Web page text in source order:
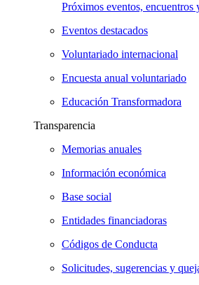
Próximos eventos, encuentros
Eventos destacados
Voluntariado internacional
Encuesta anual voluntariado
Educación Transformadora
Transparencia
Memorias anuales
Información económica
Base social
Entidades financiadoras
Códigos de Conducta
Solicitudes, sugerencias y